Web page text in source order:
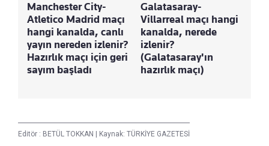
Manchester City-
Atletico Madrid maçı
hangi kanalda, canlı
yayın nereden izlenir?
Hazırlık maçı için geri
sayım başladı
Galatasaray-
Villarreal maçı hangi
kanalda, nerede
izlenir?
(Galatasaray'ın
hazırlık maçı)
Editör : BETÜL TOKKAN Kaynak: TÜRKİYE GAZETESİ